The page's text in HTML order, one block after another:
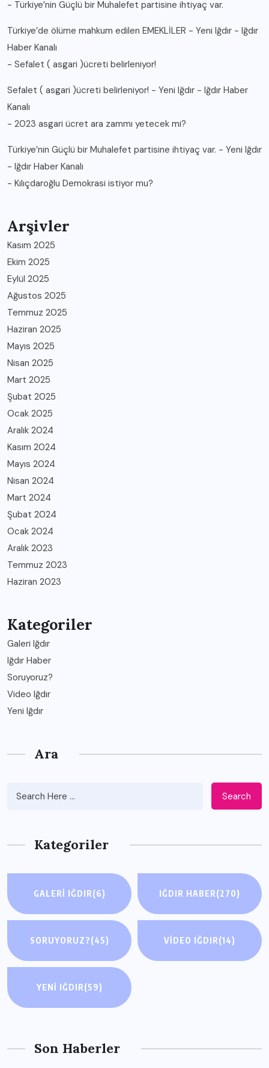
- Türkiye’nin Güçlü bir Muhalefet partisine ihtiyaç var.
Türkiye’de ölüme mahkum edilen EMEKLİLER - Yeni Iğdır - Iğdır
Haber Kanalı
- Sefalet ( asgari )ücreti belirleniyor!
Sefalet ( asgari )ücreti belirleniyor! - Yeni Iğdır - Iğdır Haber
Kanalı
- 2023 asgari ücret ara zammı yetecek mi?
Türkiye’nin Güçlü bir Muhalefet partisine ihtiyaç var. - Yeni Iğdır
- Iğdır Haber Kanalı
- Kılıçdaroğlu Demokrasi istiyor mu?
Arşivler
Kasım 2025
Ekim 2025
Eylül 2025
Ağustos 2025
Temmuz 2025
Haziran 2025
Mayıs 2025
Nisan 2025
Mart 2025
Şubat 2025
Ocak 2025
Aralık 2024
Kasım 2024
Mayıs 2024
Nisan 2024
Mart 2024
Şubat 2024
Ocak 2024
Aralık 2023
Temmuz 2023
Haziran 2023
Kategoriler
Galeri Iğdır
Iğdır Haber
Soruyoruz?
Video Iğdır
Yeni Iğdır
Ara
Search
Kategoriler
GALERI IĞDIR(6) IĞDIR HABER(270)
SORUYORUZ?(45) VIDEO IĞDIR(14)
YENI IĞDIR(59)
Son Haberler